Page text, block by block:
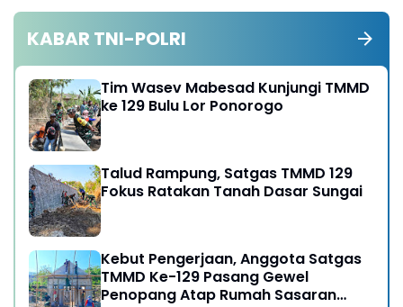
KABAR TNI-POLRI
Tim Wasev Mabesad Kunjungi TMMD
ke 129 Bulu Lor Ponorogo
Talud Rampung, Satgas TMMD 129
Fokus Ratakan Tanah Dasar Sungai
Kebut Pengerjaan, Anggota Satgas
TMMD Ke-129 Pasang Gewel
Penopang Atap Rumah Sasaran